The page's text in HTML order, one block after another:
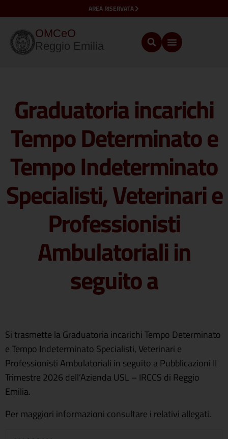
AREA RISERVATA
OMCeO
Reggio Emilia
Graduatoria incarichi
Tempo Determinato e
Tempo Indeterminato
Specialisti, Veterinari e
Professionisti
Ambulatoriali in
seguito a
Si trasmette la Graduatoria incarichi Tempo Determinato
e Tempo Indeterminato Specialisti, Veterinari e
Professionisti Ambulatoriali in seguito a Pubblicazioni II
Trimestre 2026 dell’Azienda USL – IRCCS di Reggio
Emilia.
Per maggiori informazioni consultare i relativi allegati.